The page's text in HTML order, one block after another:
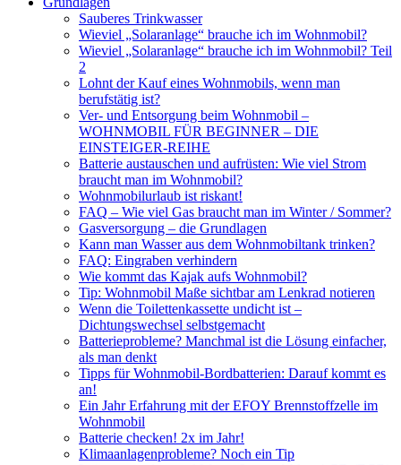
Sauberes Trinkwasser
Wieviel „Solaranlage“ brauche ich im Wohnmobil?
Wieviel „Solaranlage“ brauche ich im Wohnmobil? Teil
2
Lohnt der Kauf eines Wohnmobils, wenn man
berufstätig ist?
Ver- und Entsorgung beim Wohnmobil –
WOHNMOBIL FÜR BEGINNER – DIE
EINSTEIGER-REIHE
Batterie austauschen und aufrüsten: Wie viel Strom
braucht man im Wohnmobil?
Wohnmobilurlaub ist riskant!
FAQ – Wie viel Gas braucht man im Winter / Sommer?
Gasversorgung – die Grundlagen
Kann man Wasser aus dem Wohnmobiltank trinken?
FAQ: Eingraben verhindern
Wie kommt das Kajak aufs Wohnmobil?
Tip: Wohnmobil Maße sichtbar am Lenkrad notieren
Wenn die Toilettenkassette undicht ist –
Dichtungswechsel selbstgemacht
Batterieprobleme? Manchmal ist die Lösung einfacher,
als man denkt
Tipps für Wohnmobil-Bordbatterien: Darauf kommt es
an!
Ein Jahr Erfahrung mit der EFOY Brennstoffzelle im
Wohnmobil
Batterie checken! 2x im Jahr!
Klimaanlagenprobleme? Noch ein Tip